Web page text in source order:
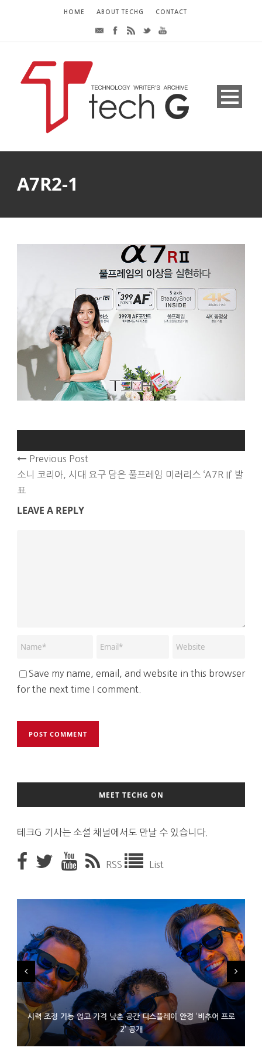
HOME ABOUT TECHG CONTACT
A7R2-1
Previous Post
소니 코리아, 시대 요구 담은 풀프레임 미러리스 ‘A7R II’ 발
표
LEAVE A REPLY
Save my name, email, and website in this browser
for the next time I comment.
MEET TECHG ON
테크G 기사는 소셜 채널에서도 만날 수 있습니다.
RSS List
시력 조정 기능 얹고 가격 낮춘 공간 디스플레이 안경 ‘비추어 프로
2’ 공개
D램 부족에 10억달러어치 아이폰18 프로세서 패키징 대기 중
300~400달러 반지형 스피커 준비하는 오픈AI